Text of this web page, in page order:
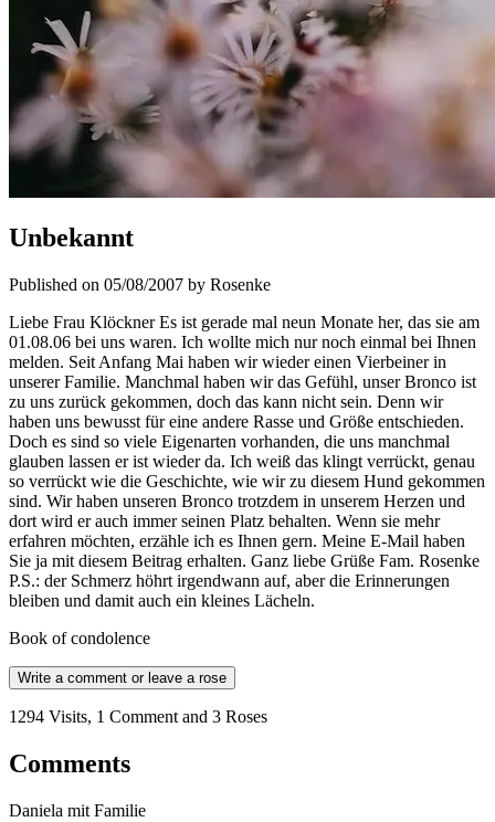
Unbekannt
Published on 05/08/2007 by Rosenke
Liebe Frau Klöckner Es ist gerade mal neun Monate her, das sie am
01.08.06 bei uns waren. Ich wollte mich nur noch einmal bei Ihnen
melden. Seit Anfang Mai haben wir wieder einen Vierbeiner in
unserer Familie. Manchmal haben wir das Gefühl, unser Bronco ist
zu uns zurück gekommen, doch das kann nicht sein. Denn wir
haben uns bewusst für eine andere Rasse und Größe entschieden.
Doch es sind so viele Eigenarten vorhanden, die uns manchmal
glauben lassen er ist wieder da. Ich weiß das klingt verrückt, genau
so verrückt wie die Geschichte, wie wir zu diesem Hund gekommen
sind. Wir haben unseren Bronco trotzdem in unserem Herzen und
dort wird er auch immer seinen Platz behalten. Wenn sie mehr
erfahren möchten, erzähle ich es Ihnen gern. Meine E-Mail haben
Sie ja mit diesem Beitrag erhalten. Ganz liebe Grüße Fam. Rosenke
P.S.: der Schmerz höhrt irgendwann auf, aber die Erinnerungen
bleiben und damit auch ein kleines Lächeln.
Book of condolence
Write a comment or leave a rose
1294 Visits, 1 Comment and 3 Roses
Comments
Daniela mit Familie